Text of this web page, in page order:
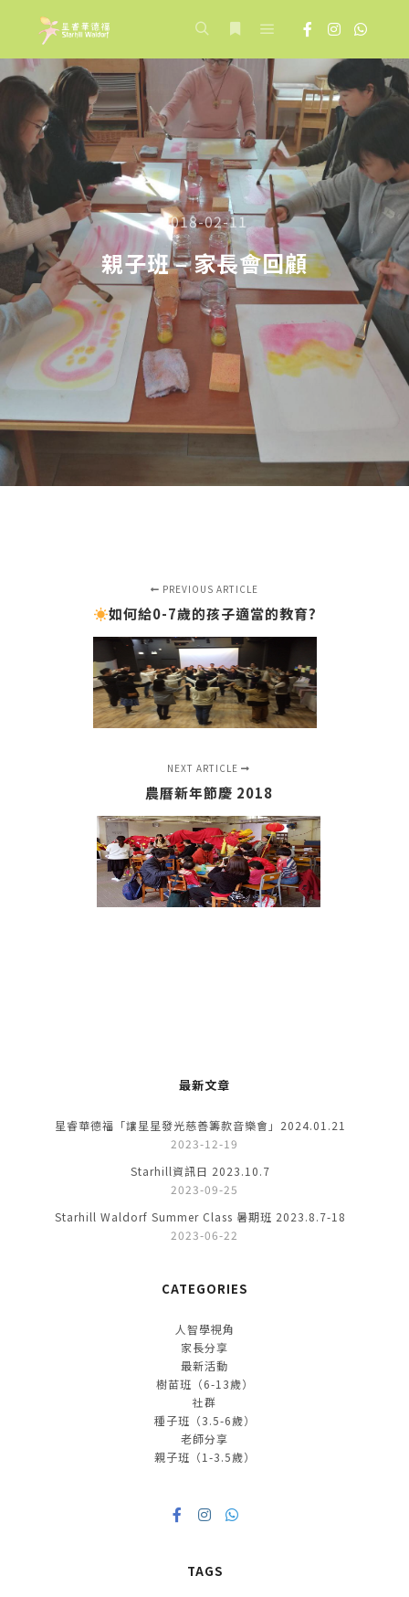
2018-02-11
親子班 – 家長會回顧
PREVIOUS ARTICLE
如何給0-7歲的孩子適當的教育?
NEXT ARTICLE
農曆新年節慶 2018
最新文章
星睿華德福「讓星星發光慈善籌款音樂會」2024.01.21
2023-12-19
Starhill資訊日 2023.10.7
2023-09-25
Starhill Waldorf Summer Class 暑期班 2023.8.7-18
2023-06-22
CATEGORIES
人智學視角
家長分享
最新活動
樹苗班（6-13歲）
社群
種子班（3.5-6歲）
老師分享
親子班（1-3.5歲）
TAGS